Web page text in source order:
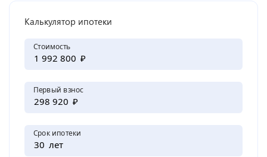
Калькулятор ипотеки
Стоимость
₽
Первый взнос
₽
Срок ипотеки
лет